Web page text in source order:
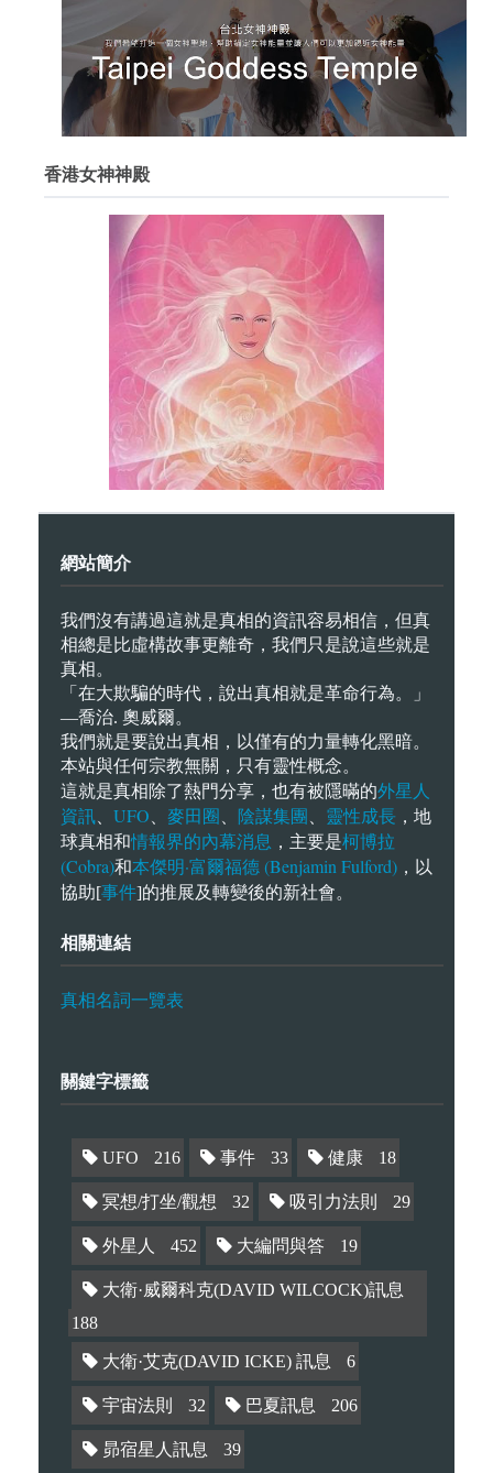
香港女神神殿
網站簡介
我們沒有講過這就是真相的資訊容易相信，但真
相總是比虛構故事更離奇，我們只是說這些就是
真相。
「在大欺騙的時代，說出真相就是革命行為。」
—喬治. 奧威爾。
我們就是要說出真相，以僅有的力量轉化黑暗。
本站與任何宗教無關，只有靈性概念。
這就是真相除了熱門分享，也有被隱暪的外星人
資訊
UFO 麥田圈 陰謀集團 靈性成長 ，地
球真相和情報界的內幕消息 ，主要是柯博拉
(Cobra)和本傑明·富爾福德 (Benjamin Fulford) ，以
協助[事件]的推展及轉變後的新社會。
相關連結
真相名詞一覽表
關鍵字標籤
UFO 216 事件 33 健康 18
冥想/打坐/觀想 32 吸引力法則 29
外星人 452 大編問與答 19
大衛·威爾科克(DAVID WILCOCK)訊息
188
大衛·艾克(DAVID ICKE) 訊息 6
宇宙法則 32 巴夏訊息 206
昴宿星人訊息 39